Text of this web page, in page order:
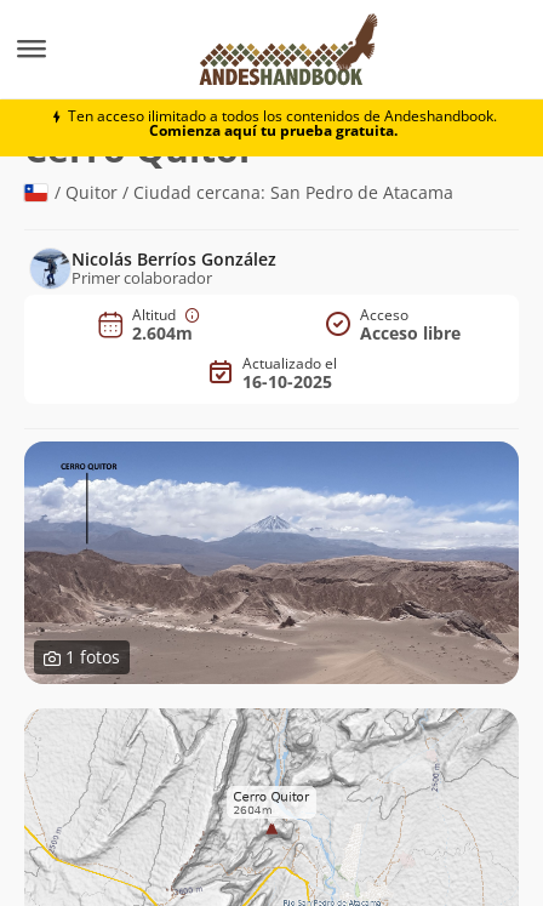
Ten acceso ilimitado a todos los contenidos de Andeshandbook.
Comienza aquí tu prueba gratuita.
Cerro Quitor
Cerro Quitor(2.604m)
/ Quitor / Ciudad cercana: San Pedro de Atacama
Nicolás Berríos González
Primer colaborador
Altitud
2.604m
Acceso
Acceso libre
Actualizado el
16-10-2025
1 fotos